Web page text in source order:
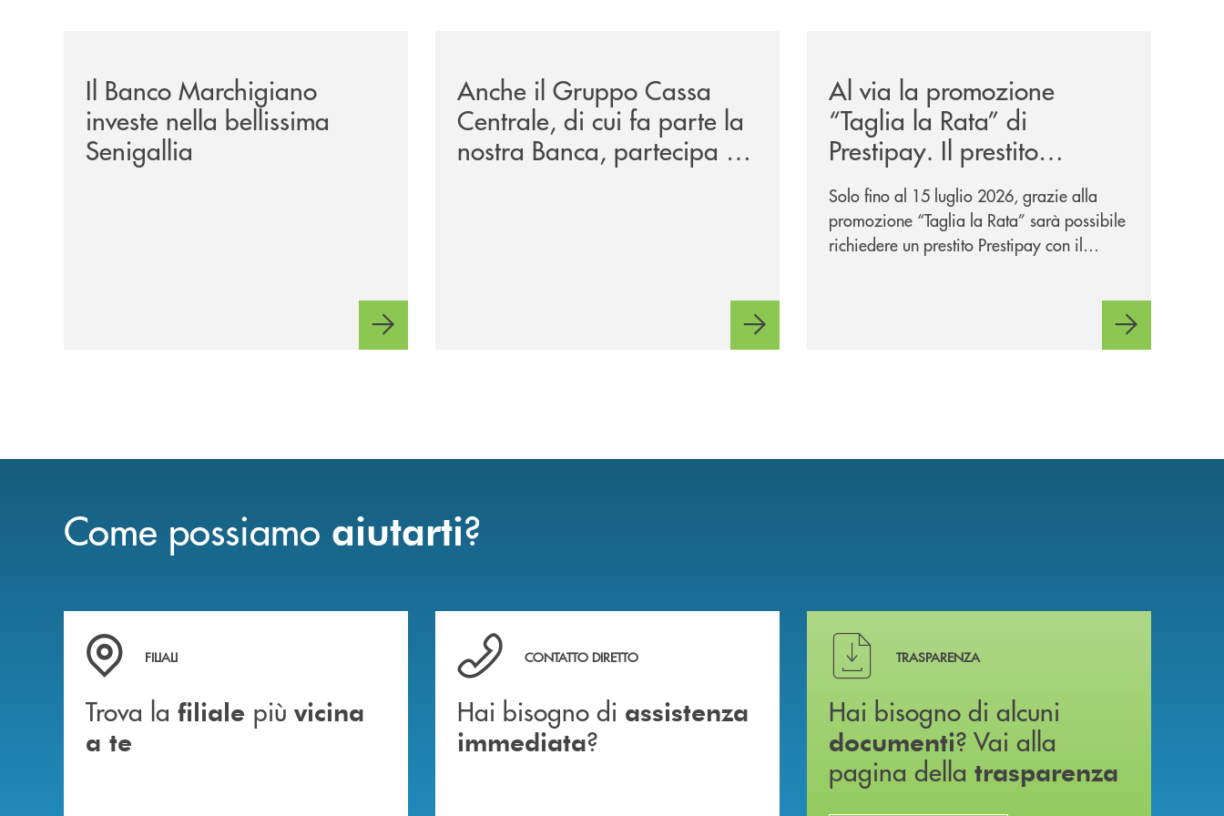
Il Banco Marchigiano
investe nella bellissima
Senigallia
Anche il Gruppo Cassa
Centrale, di cui fa parte la
nostra Banca, partecipa a
EUR.BANK, il progetto di
Al via la promozione
“Taglia la Rata” di
Prestipay. Il prestito
personale che si fa in due
per te!
Solo fino al 15 luglio 2026, grazie alla
promozione “Taglia la Rata” sarà possibile
richiedere un prestito Prestipay con il
Come possiamo aiutarti?
Trova la filiale più vicina a te
FILIALI
Trova la filiale più vicina
a te
Hai bisogno di assistenza immediata ?
CONTATTO DIRETTO
Hai bisogno di assistenza
immediata?
Hai bisogno di alcuni documenti ? Vai alla pagina della
TRASPARENZA
Hai bisogno di alcuni
documenti? Vai alla
pagina della trasparenza